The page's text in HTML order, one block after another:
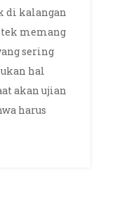
di kalangan
memang
sering
hal
akan ujian
harus